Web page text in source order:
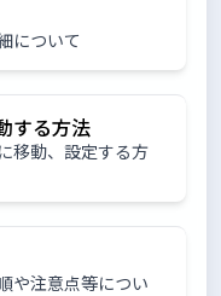
について
する方法
移動、設定する方
や注意点等につい